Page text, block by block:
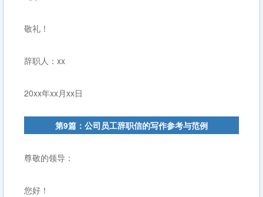
敬礼！
辞职人：xx
20xx年xx月xx日
第9篇：公司员工辞职信的写作参考与范例
尊敬的领导：
您好！